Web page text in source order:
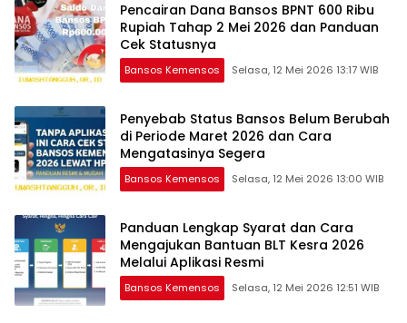
Pencairan Dana Bansos BPNT 600 Ribu
Rupiah Tahap 2 Mei 2026 dan Panduan
Cek Statusnya
Bansos Kemensos Selasa, 12 Mei 2026 13:17 WIB
Penyebab Status Bansos Belum Berubah
di Periode Maret 2026 dan Cara
Mengatasinya Segera
Bansos Kemensos Selasa, 12 Mei 2026 13:00 WIB
Panduan Lengkap Syarat dan Cara
Mengajukan Bantuan BLT Kesra 2026
Melalui Aplikasi Resmi
Bansos Kemensos Selasa, 12 Mei 2026 12:51 WIB